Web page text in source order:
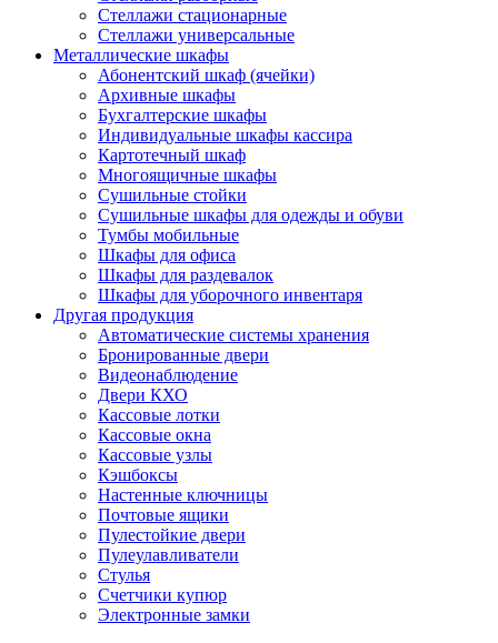
Стеллажи стационарные
Стеллажи универсальные
Металлические шкафы
Абонентский шкаф (ячейки)
Архивные шкафы
Бухгалтерские шкафы
Индивидуальные шкафы кассира
Картотечный шкаф
Многоящичные шкафы
Сушильные стойки
Сушильные шкафы для одежды и обуви
Тумбы мобильные
Шкафы для офиса
Шкафы для раздевалок
Шкафы для уборочного инвентаря
Другая продукция
Автоматические системы хранения
Бронированные двери
Видеонаблюдение
Двери КХО
Кассовые лотки
Кассовые окна
Кассовые узлы
Кэшбоксы
Настенные ключницы
Почтовые ящики
Пулестойкие двери
Пулеулавливатели
Стулья
Счетчики купюр
Электронные замки